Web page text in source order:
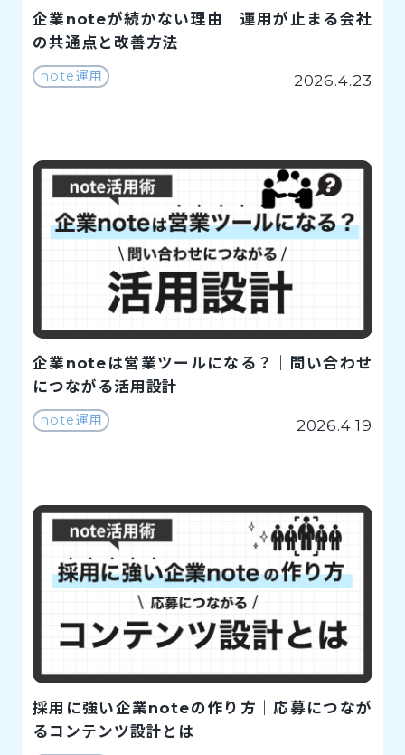
企業noteが続かない理由｜運用が止まる会社
の共通点と改善方法
note運用 2026.4.23
企業noteは営業ツールになる？｜問い合わせ
につながる活用設計
note運用 2026.4.19
採用に強い企業noteの作り方｜応募につなが
るコンテンツ設計とは